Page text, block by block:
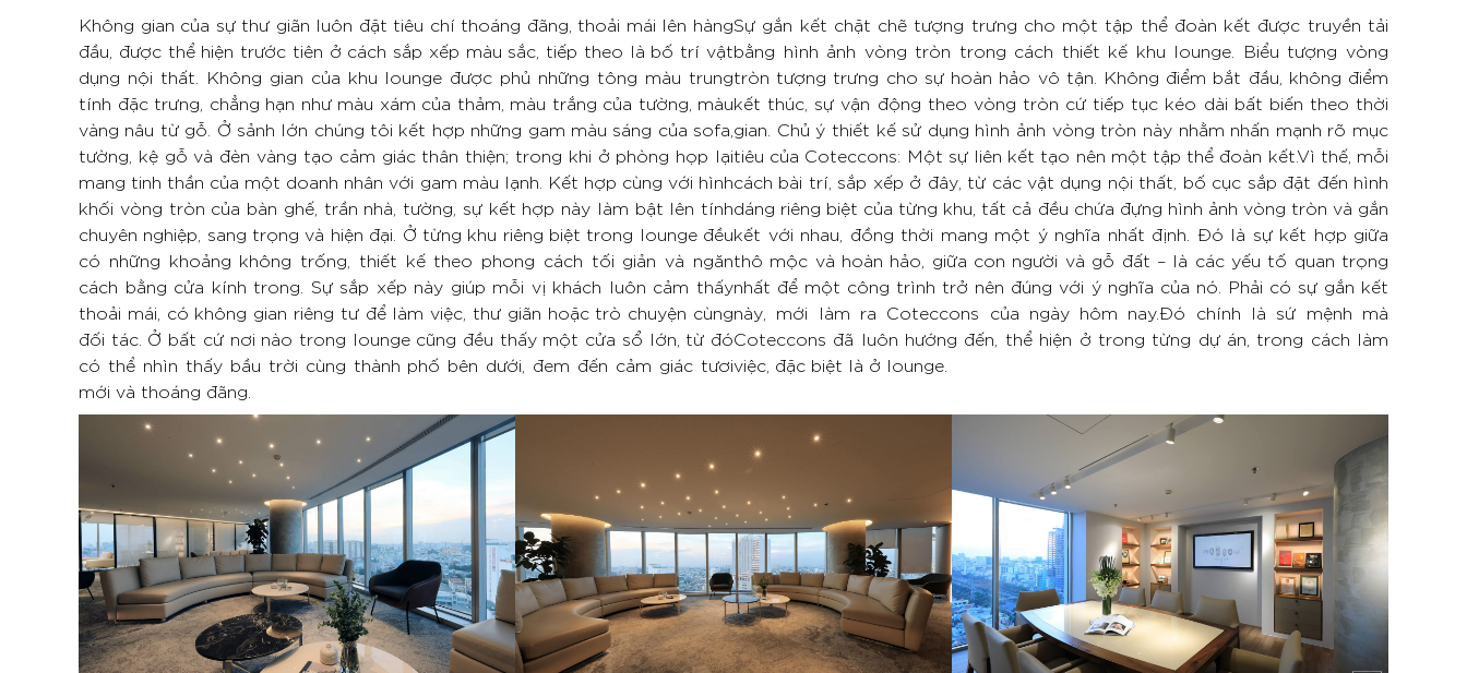
Không gian của sự thư giãn luôn đặt tiêu chí thoáng đãng, thoải mái lên hàng
đầu, được thể hiện trước tiên ở cách sắp xếp màu sắc, tiếp theo là bố trí vật
dụng nội thất. Không gian của khu lounge được phủ những tông màu trung
tính đặc trưng, chẳng hạn như màu xám của thảm, màu trắng của tường, màu
vàng nâu từ gỗ. Ở sảnh lớn chúng tôi kết hợp những gam màu sáng của sofa,
tường, kệ gỗ và đèn vàng tạo cảm giác thân thiện; trong khi ở phòng họp lại
mang tinh thần của một doanh nhân với gam màu lạnh. Kết hợp cùng với hình
khối vòng tròn của bàn ghế, trần nhà, tường, sự kết hợp này làm bật lên tính
chuyên nghiệp, sang trọng và hiện đại. Ở từng khu riêng biệt trong lounge đều
có những khoảng không trống, thiết kế theo phong cách tối giản và ngăn
cách bằng cửa kính trong. Sự sắp xếp này giúp mỗi vị khách luôn cảm thấy
thoải mái, có không gian riêng tư để làm việc, thư giãn hoặc trò chuyện cùng
đối tác. Ở bất cứ nơi nào trong lounge cũng đều thấy một cửa sổ lớn, từ đó
có thể nhìn thấy bầu trời cùng thành phố bên dưới, đem đến cảm giác tươi
mới và thoáng đãng.
Sự gắn kết chặt chẽ tượng trưng cho một tập thể đoàn kết được truyền tải
bằng hình ảnh vòng tròn trong cách thiết kế khu lounge. Biểu tượng vòng
tròn tượng trưng cho sự hoàn hảo vô tận. Không điểm bắt đầu, không điểm
kết thúc, sự vận động theo vòng tròn cứ tiếp tục kéo dài bất biến theo thời
gian. Chủ ý thiết kế sử dụng hình ảnh vòng tròn này nhằm nhấn mạnh rõ mục
tiêu của Coteccons: Một sự liên kết tạo nên một tập thể đoàn kết.Vì thế, mỗi
cách bài trí, sắp xếp ở đây, từ các vật dụng nội thất, bố cục sắp đặt đến hình
dáng riêng biệt của từng khu, tất cả đều chứa đựng hình ảnh vòng tròn và gắn
kết với nhau, đồng thời mang một ý nghĩa nhất định. Đó là sự kết hợp giữa
thô mộc và hoàn hảo, giữa con người và gỗ đất – là các yếu tố quan trọng
nhất để một công trình trở nên đúng với ý nghĩa của nó. Phải có sự gắn kết
này, mới làm ra Coteccons của ngày hôm nay.Đó chính là sứ mệnh mà
Coteccons đã luôn hướng đến, thể hiện ở trong từng dự án, trong cách làm
việc, đặc biệt là ở lounge.